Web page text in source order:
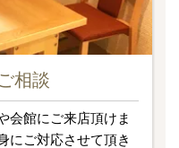
相談
会館にご来店頂けま
にご対応させて頂き